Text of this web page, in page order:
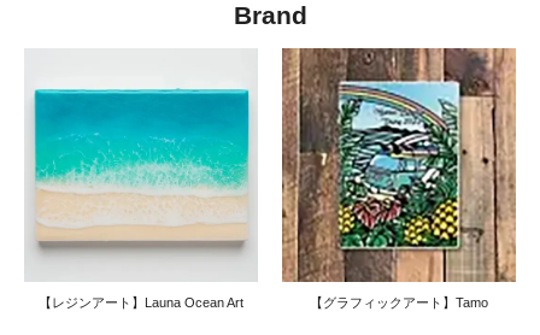
ティアレ
ナウパカ
オハイアリイ
アウアエとシダの仲間
プルメリア苗木
アンスリウム
パームツリー・ヤシ
イリマ
パッションフルーツ
ストレチア
マイレ
モンステラ
ヤシ･シンボルツリー
プアケニケニ
オヒアレフア
ウル・パンの木
ラウハラ・タコの木
Brand
【レジンアート】Launa Ocean Art 【グラフィックアート】Tamo